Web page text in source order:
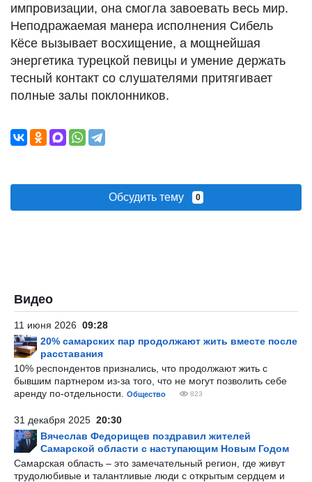
импровизации, она смогла завоевать весь мир.
Неподражаемая манера исполнения Сибель
Кёсе вызывает восхищение, а мощнейшая
энергетика турецкой певицы и умение держать
тесный контакт со слушателями притягивает
полные залы поклонников.
Обсудить тему 0
Видео
11 июня 2026 09:28
20% самарских пар продолжают жить вместе после
расставания
10% респондентов признались, что продолжают жить с
бывшим партнером из-за того, что не могут позволить себе
аренду по-отдельности.
Общество 823
31 декабря 2025 20:30
Вячеслав Федорищев поздравил жителей
Самарской области с наступающим Новым Годом
Самарская область – это замечательный регион, где живут
трудолюбивые и талантливые люди с открытым сердцем и